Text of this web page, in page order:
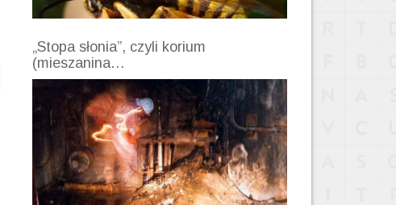
„Stopa słonia”, czyli korium
(mieszanina…